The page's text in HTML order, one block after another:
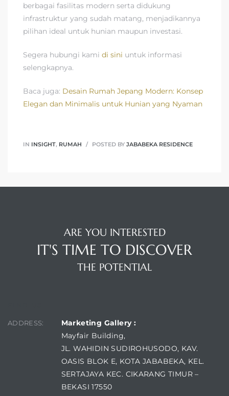
berbagai fasilitas modern serta didukung
infrastruktur yang sudah matang, menjadikannya
pilihan ideal untuk hunian maupun investasi.
Segera hubungi kami di sini untuk informasi
selengkapnya.
Baca juga: Desain Rumah Jepang Modern: Konsep
Elegan dan Minimalis untuk Hunian yang Nyaman
IN INSIGHT, RUMAH POSTED BY JABABEKA RESIDENCE
ARE YOU INTERESTED
IT'S TIME TO DISCOVER
THE POTENTIAL
ADDRESS:
Marketing Gallery :
Mayfair Building,
JL. WAHIDIN SUDIROHUSODO, KAV.
OASIS BLOK E, KOTA JABABEKA, KEL.
SERTAJAYA KEC. CIKARANG TIMUR –
BEKASI 17550